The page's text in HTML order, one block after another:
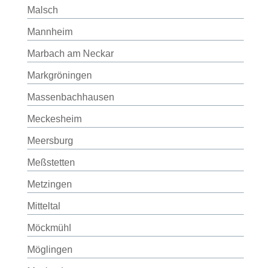
Malsch
Mannheim
Marbach am Neckar
Markgröningen
Massenbachhausen
Meckesheim
Meersburg
Meßstetten
Metzingen
Mitteltal
Möckmühl
Möglingen